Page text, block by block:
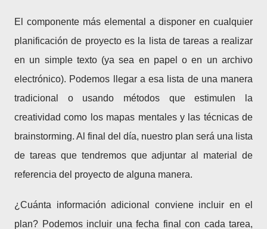
El componente más elemental a disponer en cualquier
planificación de proyecto es la lista de tareas a realizar
en un simple texto (ya sea en papel o en un archivo
electrónico). Podemos llegar a esa lista de una manera
tradicional o usando métodos que estimulen la
creatividad como los mapas mentales y las técnicas de
brainstorming. Al final del día, nuestro plan será una lista
de tareas que tendremos que adjuntar al material de
referencia del proyecto de alguna manera.
¿Cuánta información adicional conviene incluir en el
plan? Podemos incluir una fecha final con cada tarea,